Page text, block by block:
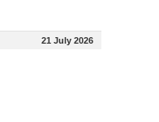
21 July 2026